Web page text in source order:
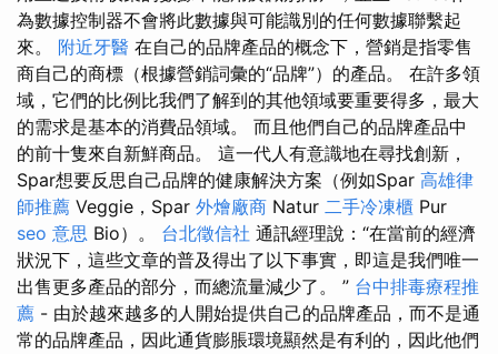
為數據控制器不會將此數據與可能識別的任何數據聯繫起
來。 附近牙醫 在自己的品牌產品的概念下，營銷是指零售
商自己的商標（根據營銷詞彙的“品牌”）的產品。 在許多領
域，它們的比例比我們了解到的其他領域要重要得多，最大
的需求是基本的消費品領域。 而且他們自己的品牌產品中
的前十隻來自新鮮商品。 這一代人有意識地在尋找創新，
Spar想要反思自己品牌的健康解決方案（例如Spar 高雄律
師推薦 Veggie，Spar 外燴廠商 Natur 二手冷凍櫃 Pur
seo 意思 Bio）。 台北徵信社 通訊經理說：“在當前的經濟
狀況下，這些文章的普及得出了以下事實，即這是我們唯一
出售更多產品的部分，而總流量減少了。 ” 台中排毒療程推
薦 - 由於越來越多的人開始提供自己的品牌產品，而不是通
常的品牌產品，因此通貨膨脹環境顯然是有利的，因此他們